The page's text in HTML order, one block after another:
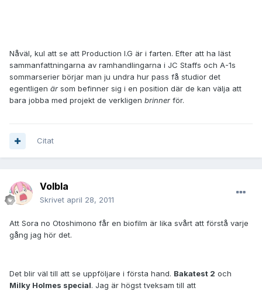
Nåväl, kul att se att Production I.G är i farten. Efter att ha läst
sammanfattningarna av ramhandlingarna i JC Staffs och A-1s
sommarserier börjar man ju undra hur pass få studior det
egentligen är som befinner sig i en position där de kan välja att
bara jobba med projekt de verkligen brinner för.
Citat
Volbla
Skrivet april 28, 2011
Att Sora no Otoshimono får en biofilm är lika svårt att förstå varje
gång jag hör det.
Det blir väl till att se uppföljare i första hand. Bakatest 2 och
Milky Holmes special. Jag är högst tveksam till att